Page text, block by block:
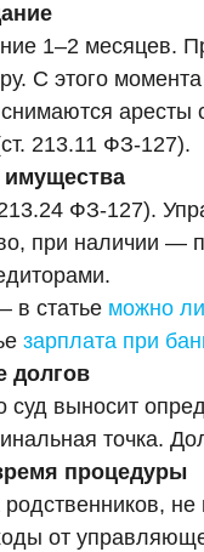
1–2 месяцев.
С этого
аресты
213.11 ФЗ-127).
имущества
ФЗ-127).
при наличии —
в статье можно ли
зарплата при
долгов
суд выносит
точка.
процедуры
не
от